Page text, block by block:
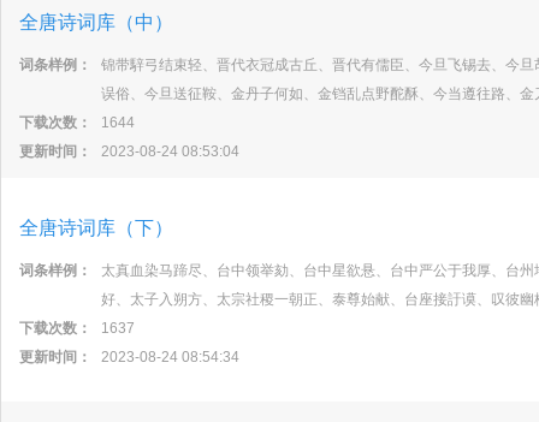
全唐诗词库（中）
词条样例：
锦带騂弓结束轻、晋代衣冠成古丘、晋代有儒臣、今旦飞锡去、今
误俗、今旦送征鞍、金丹子何如、金铛乱点野酡酥、今当遵往路、
下载次数：
1644
更新时间：
2023-08-24 08:53:04
全唐诗词库（下）
词条样例：
太真血染马蹄尽、台中领举劾、台中星欲悬、台中严公于我厚、台
好、太子入朔方、太宗社稷一朝正、泰尊始献、台座接訏谟、叹彼
下载次数：
1637
更新时间：
2023-08-24 08:54:34